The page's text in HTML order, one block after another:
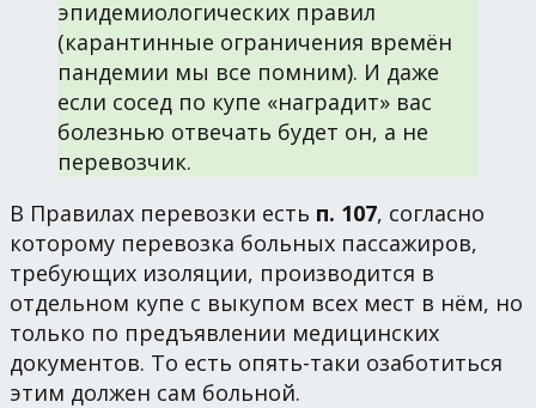
эпидемиологических правил
(карантинные ограничения времён
пандемии мы все помним). И даже
если сосед по купе «наградит» вас
болезнью отвечать будет он, а не
перевозчик.
В Правилах перевозки есть п. 107, согласно
которому перевозка больных пассажиров,
требующих изоляции, производится в
отдельном купе с выкупом всех мест в нём, но
только по предъявлении медицинских
документов. То есть опять-таки озаботиться
этим должен сам больной.